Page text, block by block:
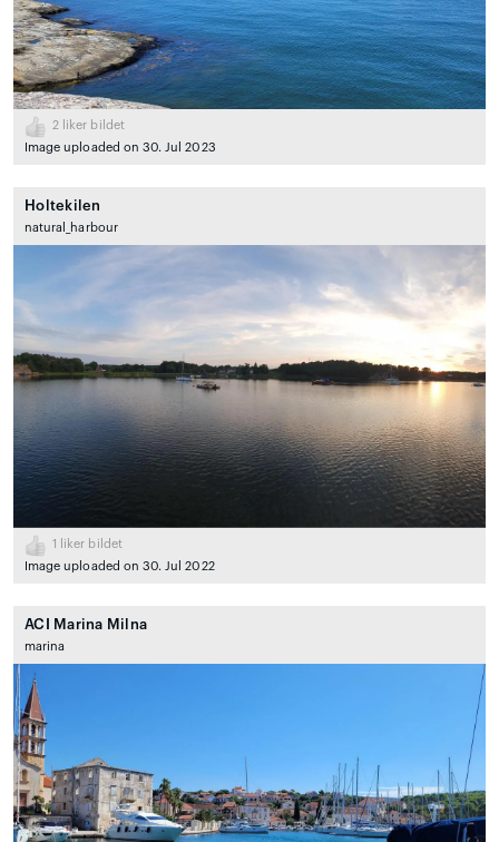
2 liker bildet
Image uploaded on 30. Jul 2023
Holtekilen
natural_harbour
1
liker bildet
Image uploaded on 30. Jul 2022
ACI Marina Milna
marina